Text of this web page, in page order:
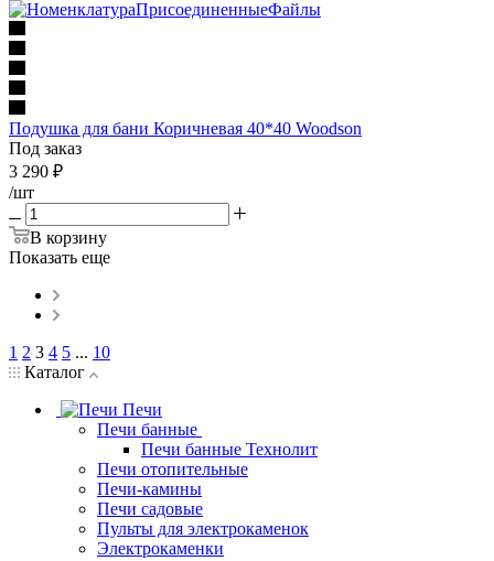
Подушка для бани Коричневая 40*40 Woodson
Под заказ
3 290 ₽
/шт
В корзину
Показать еще
1 2 3 4 5 ... 10
Каталог
Печи
Печи банные
Печи банные Технолит
Печи отопительные
Печи-камины
Печи садовые
Пульты для электрокаменок
Электрокаменки